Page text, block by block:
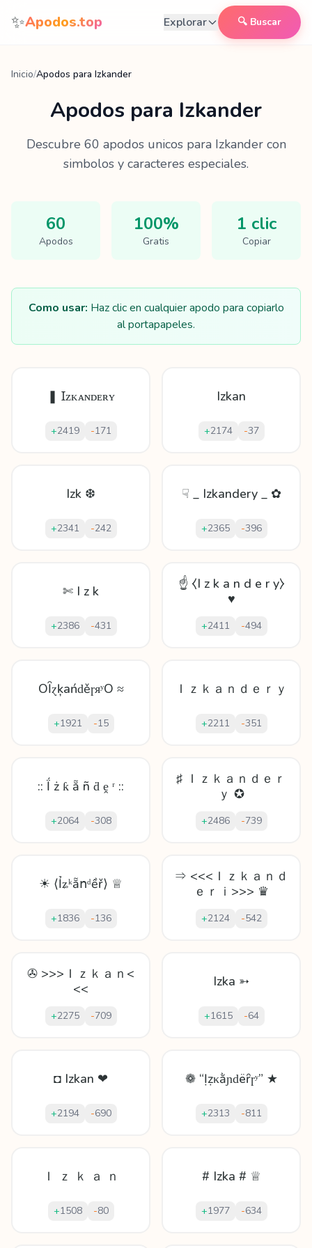
Saltar al contenido
✨Apodos.top Explorar 🔍 Buscar
Inicio/Apodos para Izkander
Apodos para Izkander
Descubre 60 apodos unicos para Izkandercon
simbolos y caracteres especiales.
60
Apodos
100%
Gratis
1 clic
Copiar
Como usar: Haz clic en cualquier apodo para copiarlo
al portapapeles.
❚ Ɪᴢᴋᴀɴᴅᴇʀʏ
+2419 -171
Izkan
+2174 -37
Izk ❆
+2341 -242
☟ _ Izkandery _ ✿
+2365 -396
✄ I z k
+2386 -431
☝ ⧼I z k a n d e r y⧽
♥
+2411 -494
OȊɀķańԁěɼᴙʸO ≈
+1921 -15
Ｉｚｋａｎｄｅｒｙ
+2211 -351
:: Ḯ ż ƙ ẵ ñ ḋ ḙ ʳ ::
+2064 -308
♯ Ｉｚｋａｎｄｅｒ
ｙ ✪
+2486 -739
☀ ⟨Ỉʑᵏẵոᵈềř⟩ ♕
+1836 -136
⇒ <<<Ｉｚｋａｎｄ
ｅｒｉ>>> ♛
+2124 -542
✇ >>>Ｉｚｋａｎ<
<<
+2275 -709
Izka ➳
+1615 -64
◘ Izkan ❤
+2194 -690
❁ “Ịẓκằɲԁëȓɼʸ” ★
+2313 -811
Ｉ ｚ ｋ ａ ｎ
+1508 -80
# Izka # ♕
+1977 -634